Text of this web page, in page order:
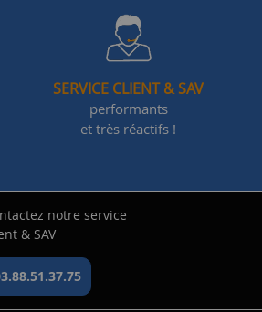
SERVICE CLIENT & SAV
performants
et très réactifs !
notre service
& SAV